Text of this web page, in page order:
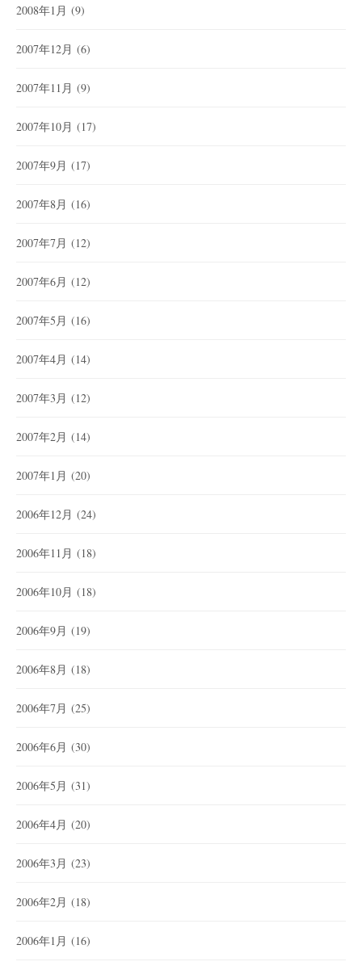
2008年1月 (9)
2007年12月 (6)
2007年11月 (9)
2007年10月 (17)
2007年9月 (17)
2007年8月 (16)
2007年7月 (12)
2007年6月 (12)
2007年5月 (16)
2007年4月 (14)
2007年3月 (12)
2007年2月 (14)
2007年1月 (20)
2006年12月 (24)
2006年11月 (18)
2006年10月 (18)
2006年9月 (19)
2006年8月 (18)
2006年7月 (25)
2006年6月 (30)
2006年5月 (31)
2006年4月 (20)
2006年3月 (23)
2006年2月 (18)
2006年1月 (16)